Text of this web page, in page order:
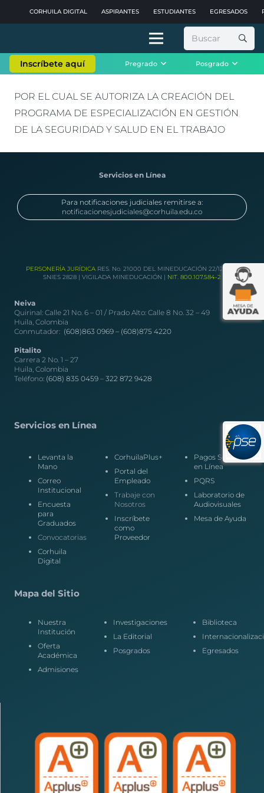
CORHUILA DIGITAL ASPIRANTES ESTUDIANTES EGRESADOS
Buscar:
Inscríbete aquí Pregrado Posgrado
POR EL CUAL SE AUTORIZA LA CREACIÓN DEL
PROGRAMA DE ESPECIALIZACIÓN EN GESTIÓN
DE LA SEGURIDAD Y SALUD EN EL TRABAJO
Servicios en Línea
Para notificaciones judiciales remitirse a:
notificacionesjudiciales@corhuila.edu.co
PERSONERÍA JURÍDICA RES. No. 21000 DEL MINEDUCACIÓN 22/12/1989
SNIES 2828 | VIGILADA MINEDUCACIÓN | NIT. 800.107.584-2
Neiva
Quirinal: Calle 21 No. 6 – 01 / Prado Alto: Calle 8 No. 32 – 49
Huila, Colombia
Conmutador: (608)863 0969 – (608)875 4220
Pitalito
Carrera 2 No. 1 – 27
Huila, Colombia
Teléfono: (608) 835 0459 – 322 872 9428
Servicios en Línea
Levanta la
Mano
Correo
Institucional
Encuesta
para
Graduados
Convocatorias
Corhuila
Digital
CorhuilaPlus+
Portal del
Empleado
Trabaje con
Nosotros
Inscríbete
como
Proveedor
Pagos Seguros
en Línea
PQRS
Laboratorio de
Audiovisuales
Mesa de Ayuda
Mapa del Sitio
Nuestra
Institución
Oferta
Académica
Admisiones
Investigaciones
La Editorial
Posgrados
Biblioteca
Egresados